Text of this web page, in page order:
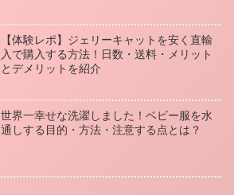
【体験レポ】ジェリーキャットを安く直輸
入で購入する方法！日数・送料・メリット
とデメリットを紹介
世界一幸せな洗濯しました！ベビー服を水
通しする目的・方法・注意する点とは？